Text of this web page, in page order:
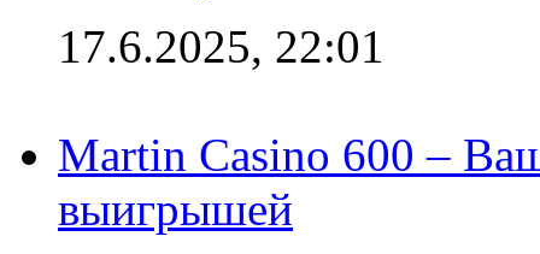
17.6.2025, 22:01
Martin Casino 600 –
выигрышей